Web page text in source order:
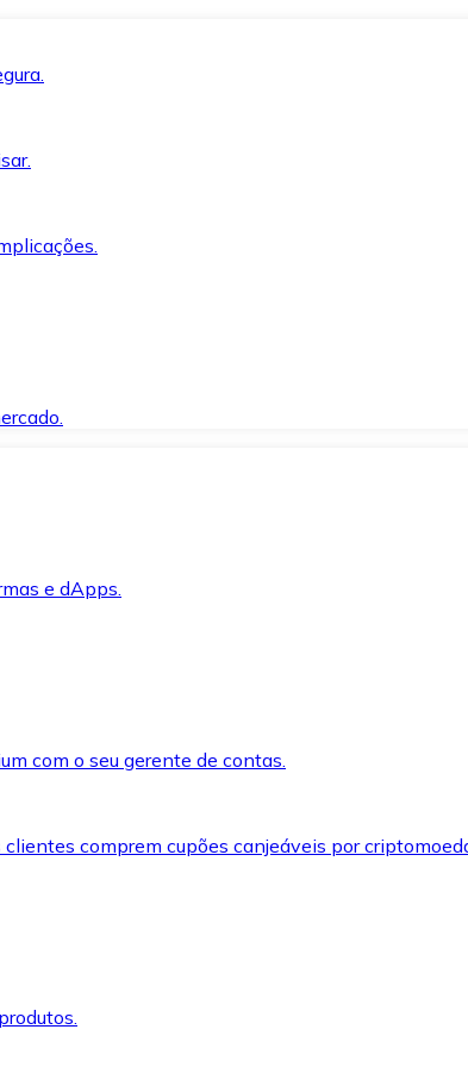
e dApps.
com o seu gerente de contas.
comprem cupões canjeáveis por